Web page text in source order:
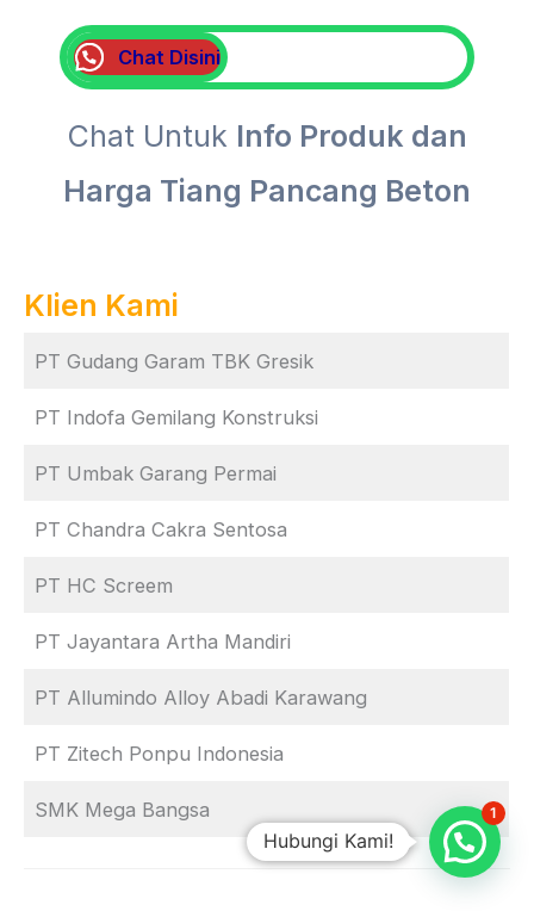
Chat Disini
Chat Untuk Info Produk dan
Harga Tiang Pancang Beton
Klien Kami
PT Gudang Garam TBK Gresik
PT Indofa Gemilang Konstruksi
PT Umbak Garang Permai
PT Chandra Cakra Sentosa
PT HC Screem
PT Jayantara Artha Mandiri
PT Allumindo Alloy Abadi Karawang
PT Zitech Ponpu Indonesia
SMK Mega Bangsa
Hubungi Kami!
1